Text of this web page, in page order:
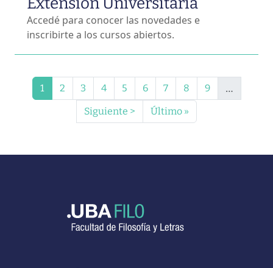
Accedé para conocer las novedades e
inscribirte a los cursos abiertos.
Paginación
Página
1 Página
2 Página
3 Página
4 Página
5 Página
6 Página
7 Página
8 Página
9 …
Siguiente página
Siguiente > Última página
Último »